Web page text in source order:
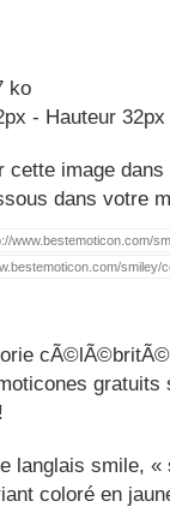
ko
- Hauteur 32px
cette image
dans votre
langlais smile,
coloré en